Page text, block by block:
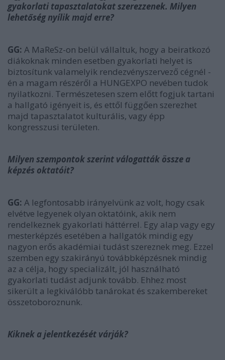
gyakorlati tapasztalatokat szerezzenek. Milyen
lehetőség nyílik majd erre?
GG: A MaReSz-on belül vállaltuk, hogy a beiratkozó
diákoknak minden esetben gyakorlati helyet is
biztosítunk valamelyik rendezvényszervező cégnél -
én a magam részéről a HUNGEXPO nevében tudok
nyilatkozni. Természetesen szem előtt fogjuk tartani
a hallgató igényeit is, és ettől függően szerezhet
majd tapasztalatot kulturális, vagy épp
kongresszusi területen.
Milyen szempontok szerint válogatták össze a
képzés oktatóit?
GG: A legfontosabb irányelvünk az volt, hogy csak
elvétve legyenek olyan oktatóink, akik nem
rendelkeznek gyakorlati háttérrel. Egy alap vagy egy
mesterképzés esetében a hallgatók mindig egy
nagyon erős akadémiai tudást szereznek meg. Ezzel
szemben egy szakirányú továbbképzésnek mindig
az a célja, hogy specializált, jól használható
gyakorlati tudást adjunk tovább. Ehhez most
sikerült a legkiválóbb tanárokat és szakembereket
összetoboroznunk.
Kiknek a jelentkezését várják?